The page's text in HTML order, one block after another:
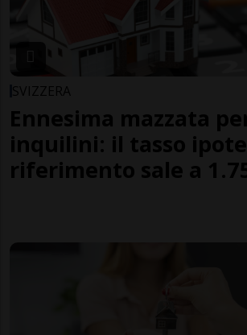
SVIZZERA
Ennesima mazzata
inquilini: il tasso
riferimento sale a